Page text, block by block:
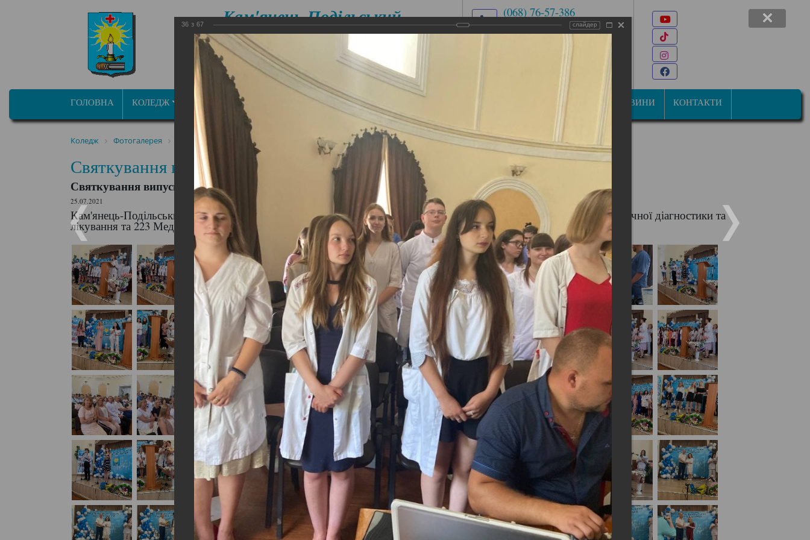
Кам'янець-Подільський
медичний
фаховий коледж
(068) 76-57-386
(03849) 7-47-34
вул. Івана Мазепи, 31
ГОЛОВНА КОЛЕДЖ ОСВІТНЬО ПРОФЕСІЙНІ
ПРОГРАМИ/СПЕЦІАЛЬНОСТІ ЦИКЛОВІ КОМІСІЇ СТУДЕНТАМ НОВИНИ КОНТАКТИ
Коледж Фотогалерея Святкування випуску студентів
Святкування випуску студентів
Святкування випуску студентів
25.07.2021
Кам'янець-Подільський медичний фаховий коледж святкував випуск студентів спеціальностей 224 Технології медичної діагностики та
лікування та 223 Медсестринство Лікувальна справа.
36 з 67 слайдер